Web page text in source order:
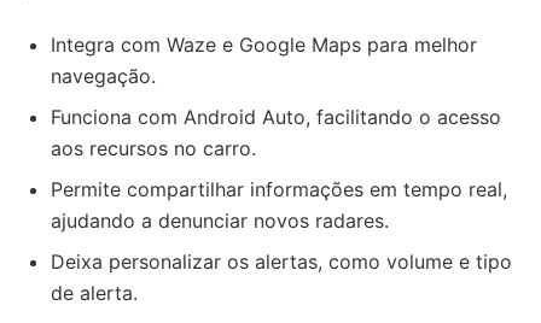
Integra com Waze e Google Maps para melhor
navegação.
Funciona com Android Auto, facilitando o acesso
aos recursos no carro.
Permite compartilhar informações em tempo real,
ajudando a denunciar novos radares.
Deixa personalizar os alertas, como volume e tipo
de alerta.